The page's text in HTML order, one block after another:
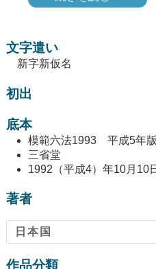
文字遣い
新字新仮名
初出
底本
模範六法1993 平成5年版
三省堂
1992（平成4）年10月10
著者
日本国
作品分類